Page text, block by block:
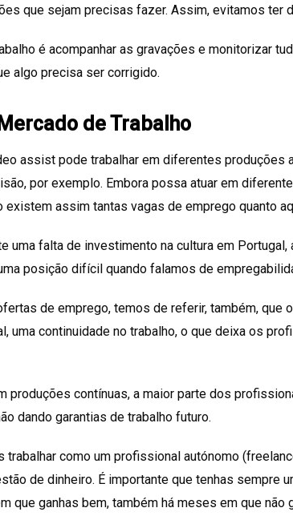
que sejam precisas fazer. Assim, evitamos ter
é acompanhar as gravações e monitorizar
algo precisa ser corrigido.
de Trabalho
assist pode trabalhar em diferentes produções
por exemplo. Embora possa atuar em
existem assim tantas vagas de emprego quanto
uma falta de investimento na cultura em
posição difícil quando falamos de
de emprego, temos de referir, também, que
uma continuidade no trabalho, o que deixa os
produções contínuas, a maior parte dos
dando garantias de trabalho futuro.
trabalhar como um profissional autónomo
de dinheiro. É importante que tenhas sempre
que ganhas bem, também há meses em que não